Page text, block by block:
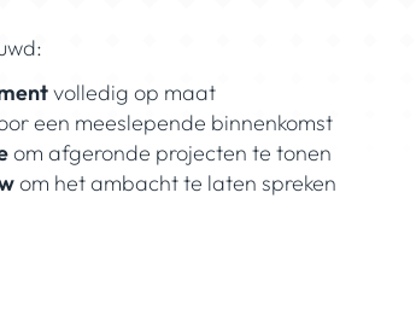
volledig op maat
een meeslepende binnenkomst
om afgeronde projecten te tonen
om het ambacht te laten spreken